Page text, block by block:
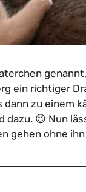
ein richtiger
dann zu einem
dazu. 😉 Nun
gehen ohne